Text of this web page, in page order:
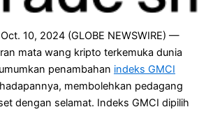
10, 2024 (GLOBE NEWSWIRE) —
mata wang kripto terkemuka dunia
penambahan indeks GMCI
membolehkan pedagang
dengan selamat. Indeks GMCI dipilih